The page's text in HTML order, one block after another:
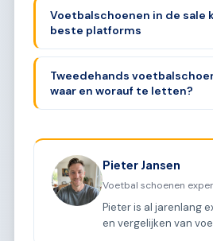
Voetbalschoenen in de sale
beste platforms
Tweedehands
waar en worauf te letten?
Pieter Jansen
Voetbal schoenen
Pieter is al jarenlang
en vergelijken van